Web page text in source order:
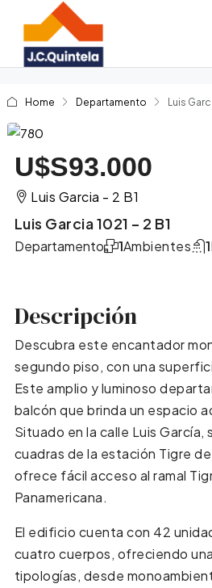
Home Departamento Luis
U$S93.000
Luis Garcia - 2 B1
Luis Garcia 1021 – 2 B1
Departamento Ambientes
1 1
Descripción
Descubra este encantador
segundo piso, con una
Este amplio y luminoso
balcón que brinda un espacio
Situado en la calle Luis
cuadras de la estación Tigre
ofrece fácil acceso al ramal
Panamericana.
El edificio cuenta con 42
cuatro cuerpos, ofreciendo
tipologías, desde